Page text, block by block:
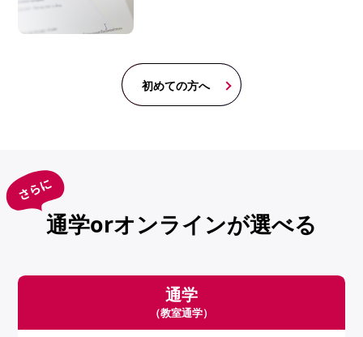
初めての方へ
通学orオンラインが選べる
通学
（教室通学）